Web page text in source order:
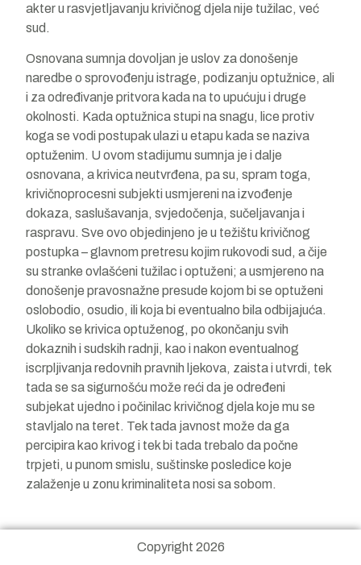
akter u rasvjetljavanju krivičnog djela nije tužilac, već
sud.
Osnovana sumnja dovoljan je uslov za donošenje
naredbe o sprovođenju istrage, podizanju optužnice, ali
i za određivanje pritvora kada na to upućuju i druge
okolnosti. Kada optužnica stupi na snagu, lice protiv
koga se vodi postupak ulazi u etapu kada se naziva
optuženim. U ovom stadijumu sumnja je i dalje
osnovana, a krivica neutvrđena, pa su, spram toga,
krivičnoprocesni subjekti usmjereni na izvođenje
dokaza, saslušavanja, svjedočenja, sučeljavanja i
raspravu. Sve ovo objedinjeno je u težištu krivičnog
postupka – glavnom pretresu kojim rukovodi sud, a čije
su stranke ovlašćeni tužilac i optuženi; a usmjereno na
donošenje pravosnažne presude kojom bi se optuženi
oslobodio, osudio, ili koja bi eventualno bila odbijajuća.
Ukoliko se krivica optuženog, po okončanju svih
dokaznih i sudskih radnji, kao i nakon eventualnog
iscrpljivanja redovnih pravnih ljekova, zaista i utvrdi, tek
tada se sa sigurnošću može reći da je određeni
subjekat ujedno i počinilac krivičnog djela koje mu se
stavljalo na teret. Tek tada javnost može da ga
percipira kao krivog i tek bi tada trebalo da počne
trpjeti, u punom smislu, suštinske posledice koje
zalaženje u zonu kriminaliteta nosi sa sobom.
Copyright 2026